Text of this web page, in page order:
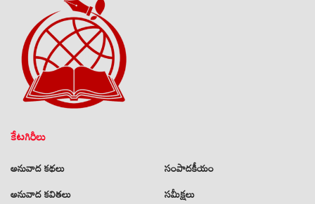
కేటగిరీలు
అనువాద కథలు
అనువాద కవితలు
సంపాదకీయం
సమీక్షలు